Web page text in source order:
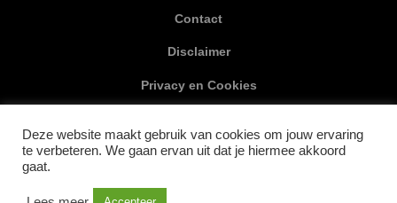
Contact
Disclaimer
Privacy en Cookies
SOCIAL MEDIA
Deze website maakt gebruik van cookies om jouw ervaring
te verbeteren. We gaan ervan uit dat je hiermee akkoord
gaat.